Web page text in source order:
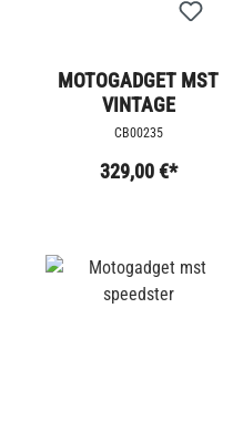
MOTOGADGET MST
VINTAGE
CB00235
329,00 €*